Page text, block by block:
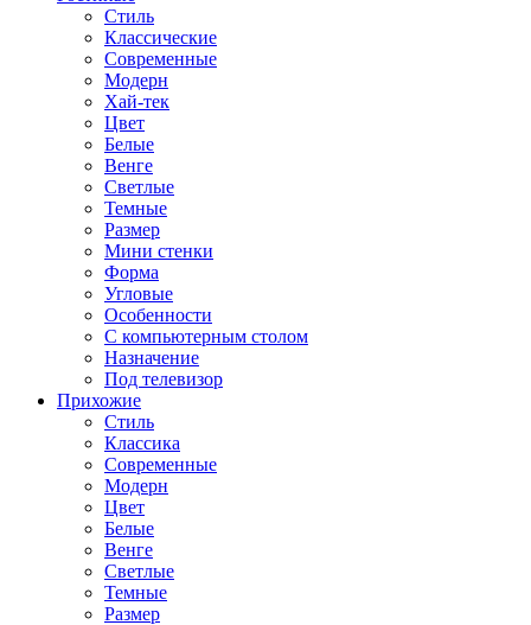
Стиль
Классические
Современные
Модерн
Хай-тек
Цвет
Белые
Венге
Светлые
Темные
Размер
Мини стенки
Форма
Угловые
Особенности
С компьютерным столом
Назначение
Под телевизор
Прихожие
Стиль
Классика
Современные
Модерн
Цвет
Белые
Венге
Светлые
Темные
Размер